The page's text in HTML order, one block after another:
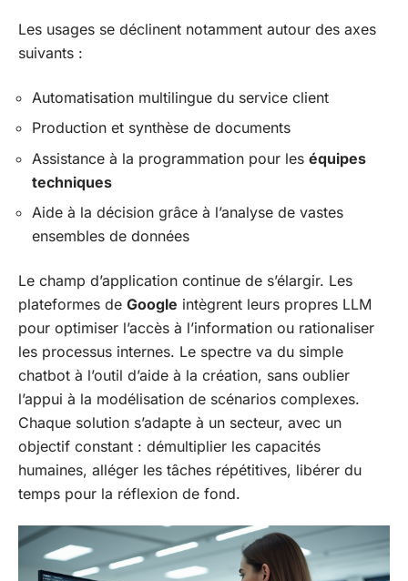
Les usages se déclinent notamment autour des axes
suivants :
Automatisation multilingue du service client
Production et synthèse de documents
Assistance à la programmation pour les équipes
techniques
Aide à la décision grâce à l’analyse de vastes
ensembles de données
Le champ d’application continue de s’élargir. Les
plateformes de Google intègrent leurs propres LLM
pour optimiser l’accès à l’information ou rationaliser
les processus internes. Le spectre va du simple
chatbot à l’outil d’aide à la création, sans oublier
l’appui à la modélisation de scénarios complexes.
Chaque solution s’adapte à un secteur, avec un
objectif constant : démultiplier les capacités
humaines, alléger les tâches répétitives, libérer du
temps pour la réflexion de fond.